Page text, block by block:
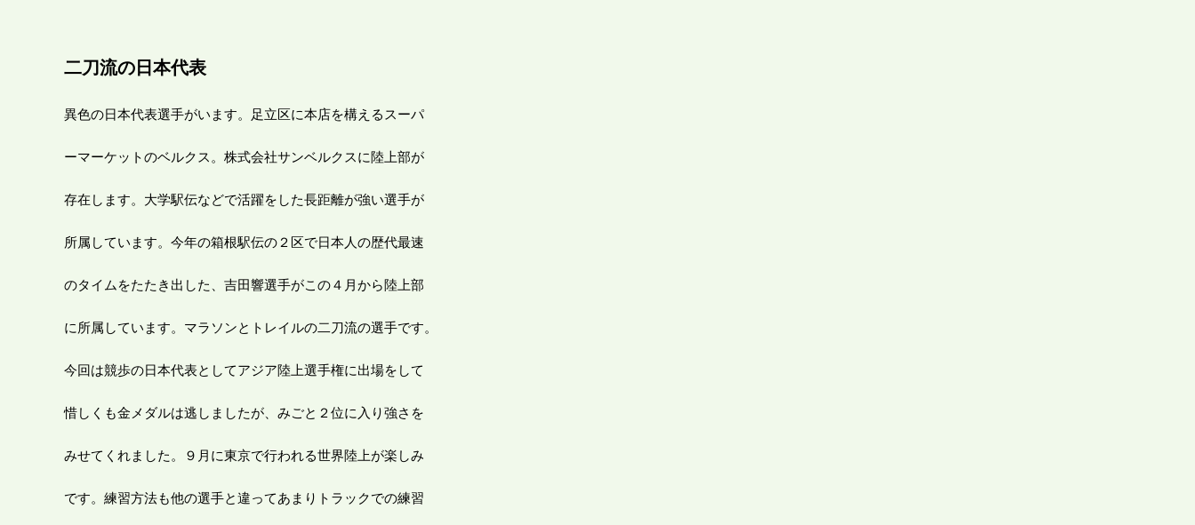
二刀流の日本代表
異色の日本代表選手がいます。足立区に本店を構えるスーパ
ーマーケットのベルクス。株式会社サンベルクスに陸上部が
存在します。大学駅伝などで活躍をした長距離が強い選手が
所属しています。今年の箱根駅伝の２区で日本人の歴代最速
のタイムをたたき出した、吉田響選手がこの４月から陸上部
に所属しています。マラソンとトレイルの二刀流の選手です。
今回は競歩の日本代表としてアジア陸上選手権に出場をして
惜しくも金メダルは逃しましたが、みごと２位に入り強さを
みせてくれました。９月に東京で行われる世界陸上が楽しみ
です。練習方法も他の選手と違ってあまりトラックでの練習